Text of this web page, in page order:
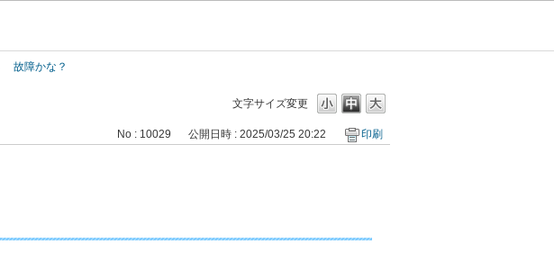
故障かな？
文字サイズ変更
No : 10029 公開日時 : 2025/03/25 20:22 印刷